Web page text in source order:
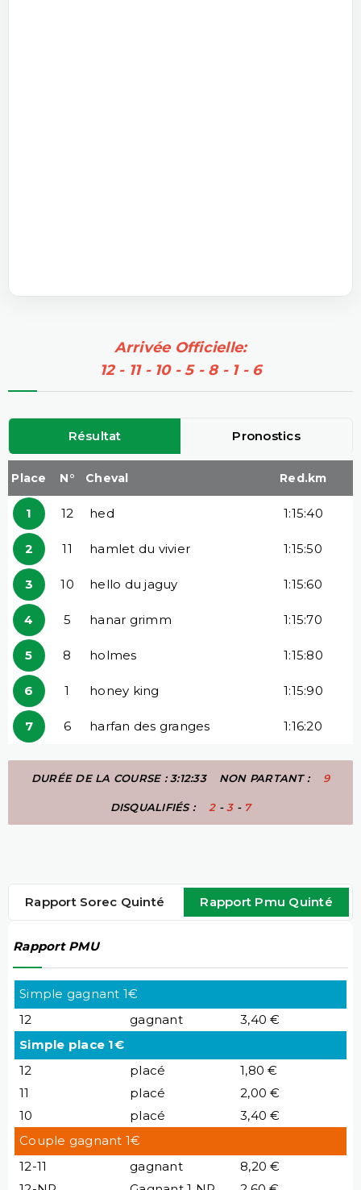
Arrivée Officielle:
12 - 11 - 10 - 5 - 8 - 1 - 6
Résultat Pronostics
Place N° Cheval Red.km
1 12 hed 1:15:40
2 11 hamlet du vivier 1:15:50
3 10 hello du jaguy 1:15:60
4 5 hanar grimm 1:15:70
5 8 holmes 1:15:80
6 1 honey king 1:15:90
7 6 harfan des granges 1:16:20
DURÉE DE LA COURSE : 3:12:33 NON PARTANT : 9
DISQUALIFIÉS : 2-3- 7
Rapport Sorec Quinté Rapport Pmu Quinté
Rapport PMU
Simple gagnant 1€
12
gagnant
3,40 €
Simple place 1€
12
placé
1,80 €
11
placé
2,00 €
10
placé
3,40 €
Couple gagnant 1€
12-11
gagnant
8,20 €